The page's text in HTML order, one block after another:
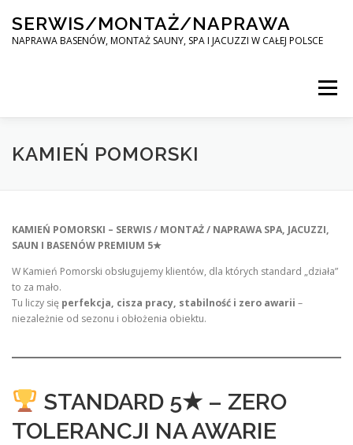
content
SERWIS/MONTAŻ/NAPRAWA
NAPRAWA BASENÓW, MONTAŻ SAUNY, SPA I JACUZZI W CAŁEJ POLSCE
Menu
SPA SERWIS
KONTAKT
KAMIEŃ POMORSKI
KAMIEŃ POMORSKI – SERWIS / MONTAŻ / NAPRAWA SPA, JACUZZI,
SAUN I BASENÓW PREMIUM 5★
W Kamień Pomorski obsługujemy klientów, dla których standard „działa”
to za mało.
Tu liczy się perfekcja, cisza pracy, stabilność i zero awarii –
niezależnie od sezonu i obłożenia obiektu.
STANDARD 5★ – ZERO
TOLERANCJI NA AWARIE